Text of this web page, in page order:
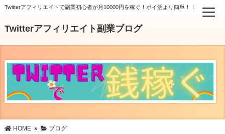
Twitterアフィリエイトで副業初心者が月10000円を稼ぐ！ポイ活より簡単！！
Twitterアフィリエイト副業ブログ
HOME» ブログ